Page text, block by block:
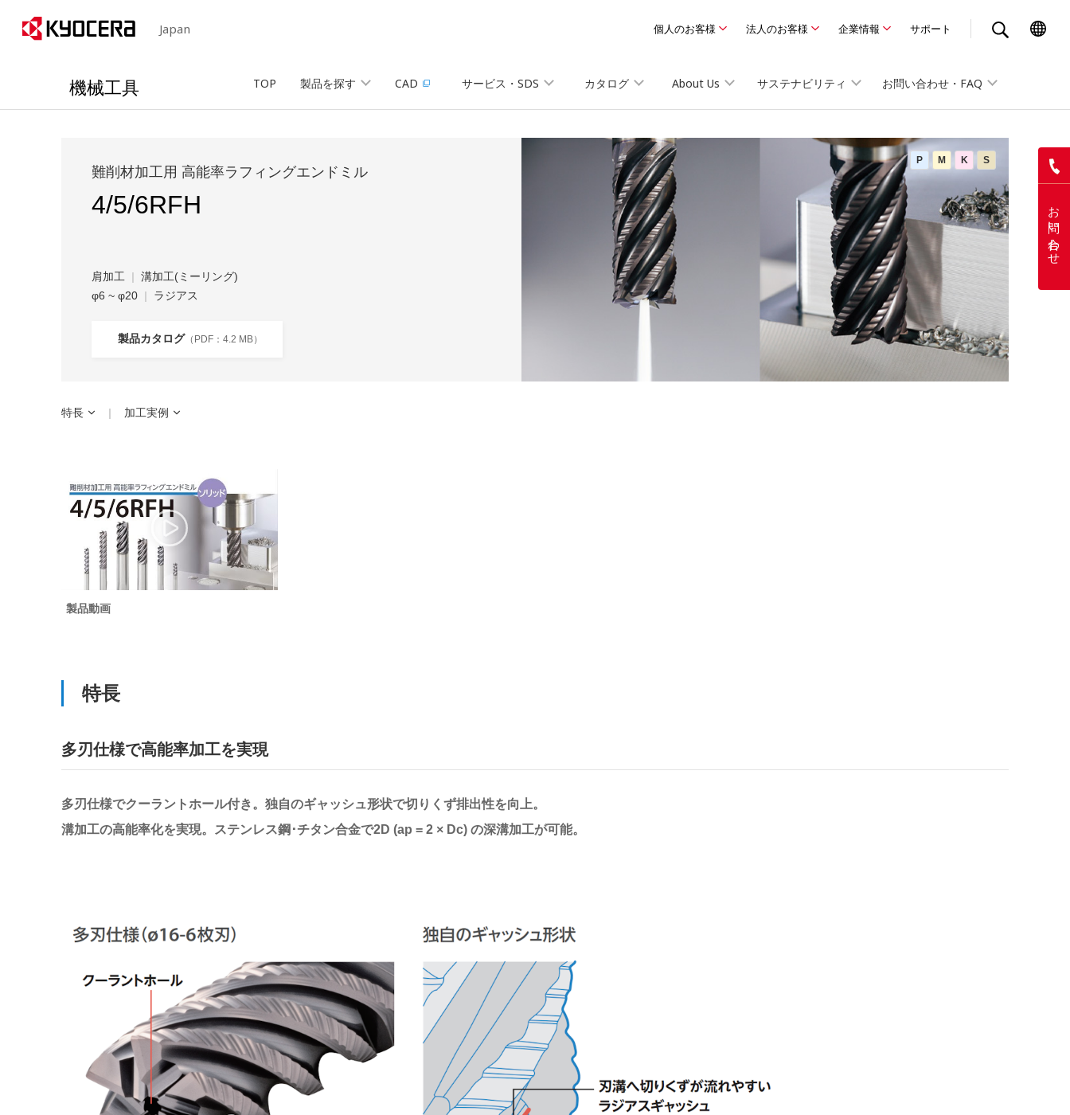
Japan 個人のお客様 法人のお客様 企業情報 サポート
機械工具
お問い合わせ
TOP 製品を探す CAD サービス・SDS カタログ About Us サステナビリティ お問い合わせ・FAQ
P M K S
難削材加工用 高能率ラフィングエンドミル
4/5/6RFH
肩加工
溝加工(ミーリング)
φ6 ~ φ20
ラジアス
製品カタログ 4.2 MB
特長 加工実例
製品動画
特長
多刃仕様で高能率加工を実現
多刃仕様でクーラントホール付き。独自のギャッシュ形状で切りくず排出性を向上。
溝加工の高能率化を実現。ステンレス鋼･チタン合金で2D (ap = 2 × Dc) の深溝加工が可能。